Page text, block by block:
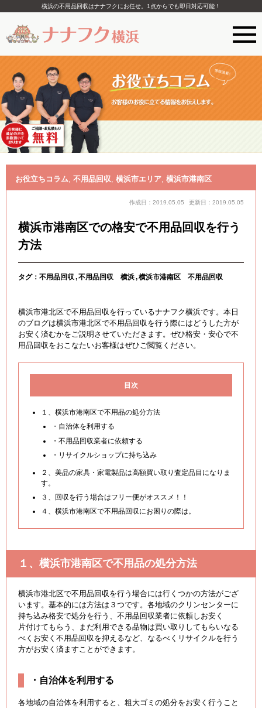
横浜の不用品回収はナナフクにお任せ。1点からでも即日対応可能！
お役立ちコラム, 不用品回収, 横浜市エリア, 横浜市港南区
作成日：2019.05.05 更新日：2019.05.05
横浜市港南区での格安で不用品回収を行う
方法
タグ： 不用品回収 不用品回収 横浜 横浜市港南区 不用品回収
横浜市港北区で不用品回収を行っているナナフク横浜です。本日
のブログは横浜市港北区で不用品回収を行う際にはどうした方が
お安く済むかをご説明させていただきます。ぜひ格安・安心で不
用品回収をおこなたいお客様はぜひご閲覧ください。
目次
１、横浜市港南区で不用品の処分方法
・自治体を利用する
・不用品回収業者に依頼する
・リサイクルショップに持ち込み
２、美品の家具・家電製品は高額買い取り査定品目になりま
す。
３、回収を行う場合はフリー便がオススメ！！
４、横浜市港南区で不用品回収にお困りの際は。
１、横浜市港南区で不用品の処分方法
横浜市港北区で不用品回収を行う場合には行くつかの方法がござ
います。基本的には方法は３つです。各地域のクリンセンターに
持ち込み格安で処分を行う、不用品回収業者に依頼しお安く
片付けてもらう、まだ利用できる品物は買い取りしてもらいなる
べくお安く不用品回収を抑えるなど、なるべくリサイクルを行う
方がお安く済ますことができます。
・自治体を利用する
各地域の自治体を利用すると、粗大ゴミの処分をお安く行うこと